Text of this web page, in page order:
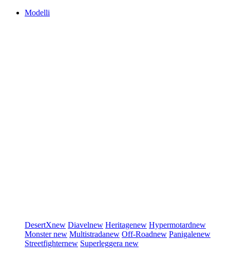
Modelli
DesertXnew Diavelnew Heritagenew Hypermotardnew
Monsternew Multistradanew Off-Roadnew Panigalenew
Streetfighternew Superleggera new